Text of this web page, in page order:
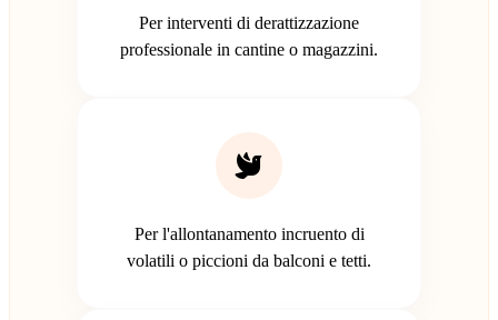
Per interventi di derattizzazione
professionale in cantine o magazzini.
Per l'allontanamento incruento di
volatili o piccioni da balconi e tetti.